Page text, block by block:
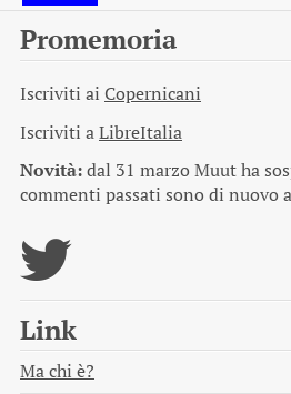
Promemoria
Iscriviti ai Copernicani
Iscriviti aLibreItalia
Novità:dal 31 marzo Muut ha
commenti passati sono di nuovo
Link
Ma chi è?